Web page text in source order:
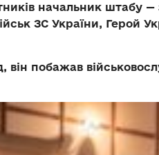
начальник штабу
ЗС України, Герой
він побажав